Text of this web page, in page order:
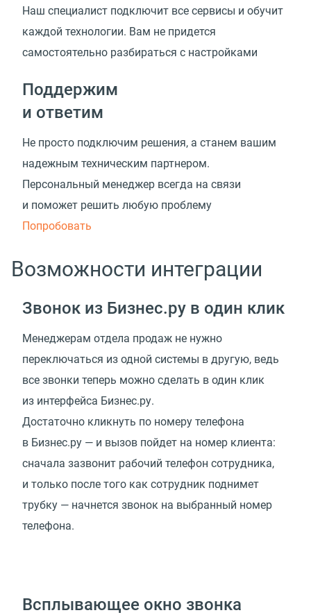
Наш специалист подключит все сервисы и обучит
каждой технологии. Вам не придется
самостоятельно разбираться с настройками
Поддержим
и ответим
Не просто подключим решения, а станем вашим
надежным техническим партнером.
Персональный менеджер всегда на связи
и поможет решить любую проблему
Попробовать
Возможности интеграции
Звонок из Бизнес.ру в один клик
Менеджерам отдела продаж не нужно
переключаться из одной системы в другую, ведь
все звонки теперь можно сделать в один клик
из интерфейса Бизнес.ру.
Достаточно кликнуть по номеру телефона
в Бизнес.ру — и вызов пойдет на номер клиента:
сначала зазвонит рабочий телефон сотрудника,
и только после того как сотрудник поднимет
трубку — начнется звонок на выбранный номер
телефона.
Всплывающее окно звонка